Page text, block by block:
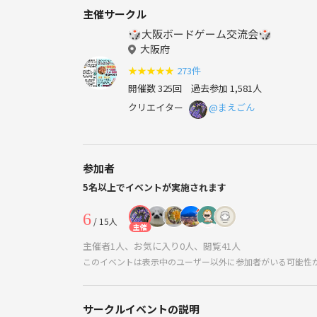
主催サークル
🎲大阪ボードゲーム交流会🎲
大阪府
★★★★★ 273件
開催数 325回 過去参加 1,581人
クリエイター
@まえごん
参加者
5名以上でイベントが実施されます
6 / 15人 主催
主催者1人、お気に入り0人、閲覧41人
このイベントは表示中のユーザー以外に参加者がいる可能性
サークルイベントの説明